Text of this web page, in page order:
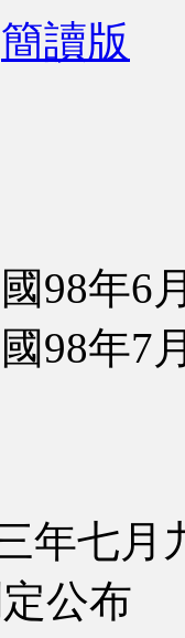
簡讀版
98年6
98年7
年七
公布